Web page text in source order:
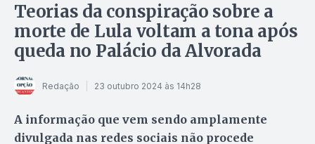
Teorias da conspiração sobre a
morte de Lula voltam a tona após
queda no Palácio da Alvorada
Redação 23 outubro 2024 às 14h28
A informação que vem sendo amplamente
divulgada nas redes sociais não procede